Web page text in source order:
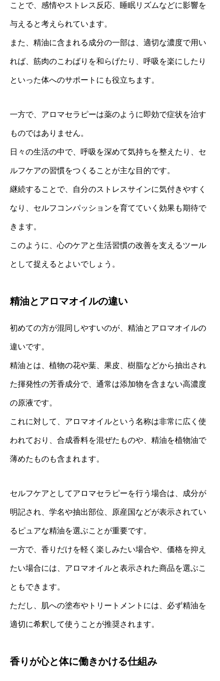
ことで、感情やストレス反応、睡眠リズムなどに影響を
与えると考えられています。
また、精油に含まれる成分の一部は、適切な濃度で用い
れば、筋肉のこわばりを和らげたり、呼吸を楽にしたり
といった体へのサポートにも役立ちます。
一方で、アロマセラピーは薬のように即効で症状を治す
ものではありません。
日々の生活の中で、呼吸を深めて気持ちを整えたり、セ
ルフケアの習慣をつくることが主な目的です。
継続することで、自分のストレスサインに気付きやすく
なり、セルフコンパッションを育てていく効果も期待で
きます。
このように、心のケアと生活習慣の改善を支えるツール
として捉えるとよいでしょう。
精油とアロマオイルの違い
初めての方が混同しやすいのが、精油とアロマオイルの
違いです。
精油とは、植物の花や葉、果皮、樹脂などから抽出され
た揮発性の芳香成分で、通常は添加物を含まない高濃度
の原液です。
これに対して、アロマオイルという名称は非常に広く使
われており、合成香料を混ぜたものや、精油を植物油で
薄めたものも含まれます。
セルフケアとしてアロマセラピーを行う場合は、成分が
明記され、学名や抽出部位、原産国などが表示されてい
るピュアな精油を選ぶことが重要です。
一方で、香りだけを軽く楽しみたい場合や、価格を抑え
たい場合には、アロマオイルと表示された商品を選ぶこ
ともできます。
ただし、肌への塗布やトリートメントには、必ず精油を
適切に希釈して使うことが推奨されます。
香りが心と体に働きかける仕組み